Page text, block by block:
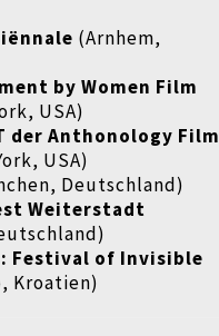
(Arnhem,
by Women Film
USA)
der Anthonology Film
USA)
Deutschland)
Weiterstadt
Festival of Invisible
Kroatien)